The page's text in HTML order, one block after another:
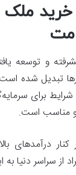
ملک
و توسعه
تبدیل شده
شرایط برای
مناسب است.
درآمدهای
از سراسر دنیا